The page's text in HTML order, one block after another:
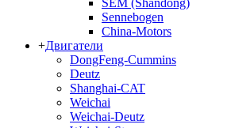
SEM (Shandong)
Sennebogen
China-Motors
+Двигатели
DongFeng-Cummins
Deutz
Shanghai-CAT
Weichai
Weichai-Deutz